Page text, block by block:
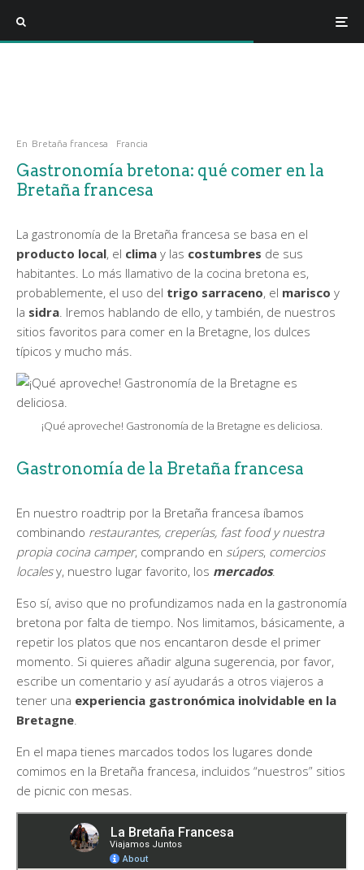
En Bretaña francesa Francia
Gastronomía bretona: qué comer en la
Bretaña francesa
La gastronomía de la Bretaña francesa se basa en el
producto local, el clima y las costumbres de sus
habitantes. Lo más llamativo de la cocina bretona es,
probablemente, el uso del trigo sarraceno, el marisco y
la sidra. Iremos hablando de ello, y también, de nuestros
sitios favoritos para comer en la Bretagne, los dulces
típicos y mucho más.
¡Qué aproveche! Gastronomía de la Bretagne es deliciosa.
Gastronomía de la Bretaña francesa
En nuestro roadtrip por la Bretaña francesa íbamos
combinando restaurantes, creperías, fast food y nuestra
propia cocina camper, comprando en súpers, comercios
localesy, nuestro lugar favorito, los mercados.
Eso sí, aviso que no profundizamos nada en la gastronomía
bretona por falta de tiempo. Nos limitamos, básicamente, a
repetir los platos que nos encantaron desde el primer
momento. Si quieres añadir alguna sugerencia, por favor,
escribe un comentario y así ayudarás a otros viajeros a
tener una experiencia gastronómica inolvidable en la
Bretagne
En el mapa tienes marcados todos los lugares donde
comimos en la Bretaña francesa, incluidos “nuestros” sitios
de picnic con mesas.